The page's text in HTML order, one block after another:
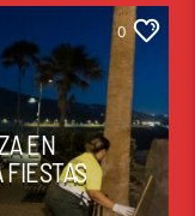
0
EN